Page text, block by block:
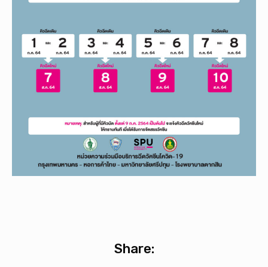
Share: